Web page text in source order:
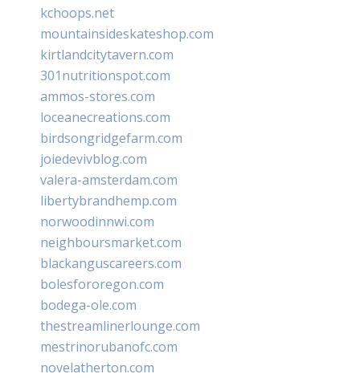
kchoops.net
mountainsideskateshop.com
kirtlandcitytavern.com
301nutritionspot.com
ammos-stores.com
loceanecreations.com
birdsongridgefarm.com
joiedevivblog.com
valera-amsterdam.com
libertybrandhemp.com
norwoodinnwi.com
neighboursmarket.com
blackanguscareers.com
bolesfororegon.com
bodega-ole.com
thestreamlinerlounge.com
mestrinorubanofc.com
novelatherton.com